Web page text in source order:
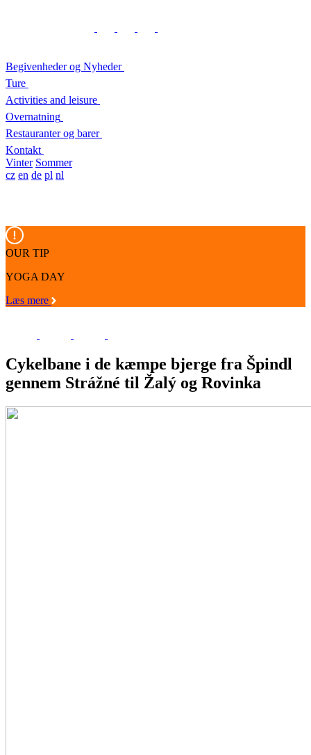
Begivenheder og Nyheder
Ture
Activities and leisure
Overnatning
Restauranter og barer
Kontakt
Vinter Sommer
cz en de pl nl
OUR TIP
YOGA DAY
Læs mere
Cykelbane i de kæmpe bjerge fra Špindl
gennem Strážné til Žalý og Rovinka